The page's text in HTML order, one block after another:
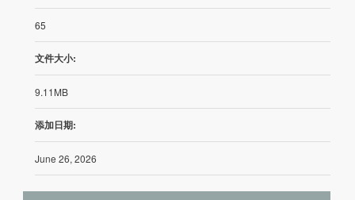
65
文件大小:
9.11MB
添加日期:
June 26, 2026